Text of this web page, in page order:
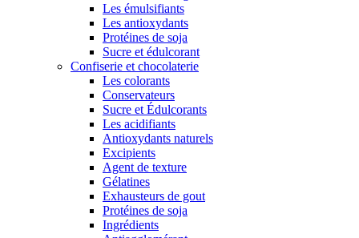
Les émulsifiants
Les antioxydants
Protéines de soja
Sucre et édulcorant
Confiserie et chocolaterie
Les colorants
Conservateurs
Sucre et Édulcorants
Les acidifiants
Antioxydants naturels
Excipients
Agent de texture
Gélatines
Exhausteurs de gout
Protéines de soja
Ingrédients